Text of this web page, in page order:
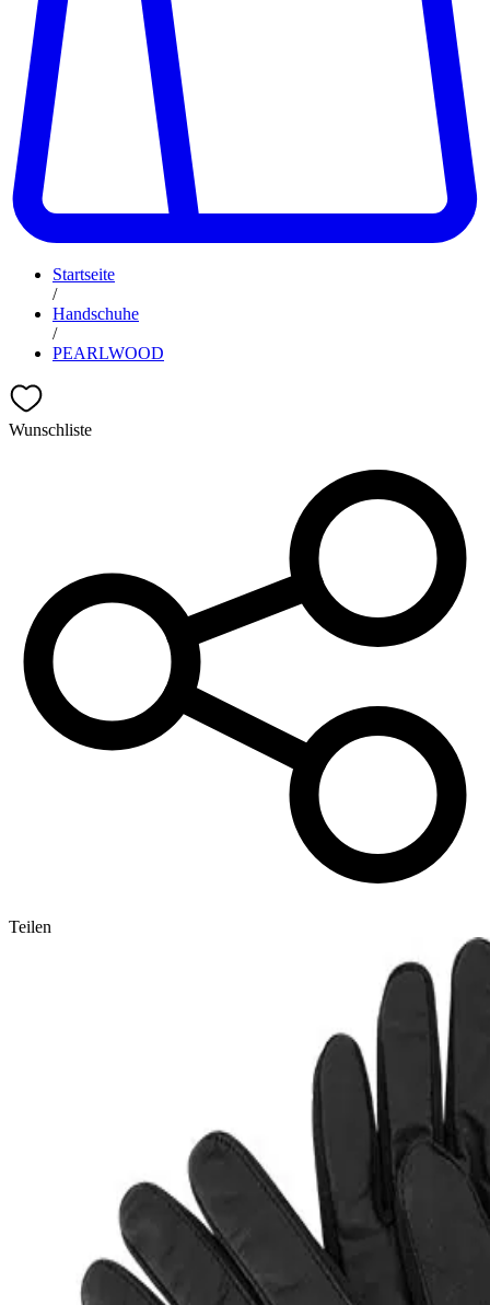
Startseite
/
Handschuhe
/
PEARLWOOD
Wunschliste
Teilen